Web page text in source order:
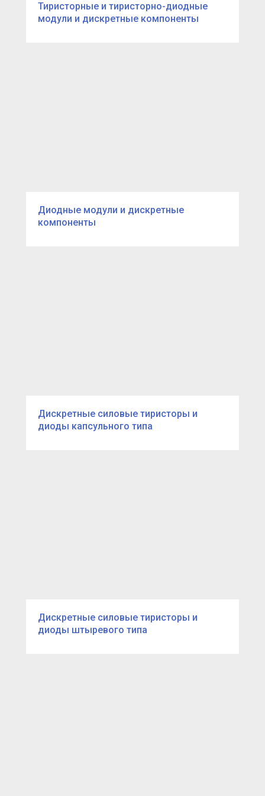
Тиристорные и тиристорно-диодные
модули и дискретные компоненты
Диодные модули и дискретные
компоненты
Дискретные силовые тиристоры и
диоды капсульного типа
Дискретные силовые тиристоры и
диоды штыревого типа